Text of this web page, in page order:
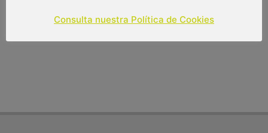
Consulta nuestra Política de Cookies